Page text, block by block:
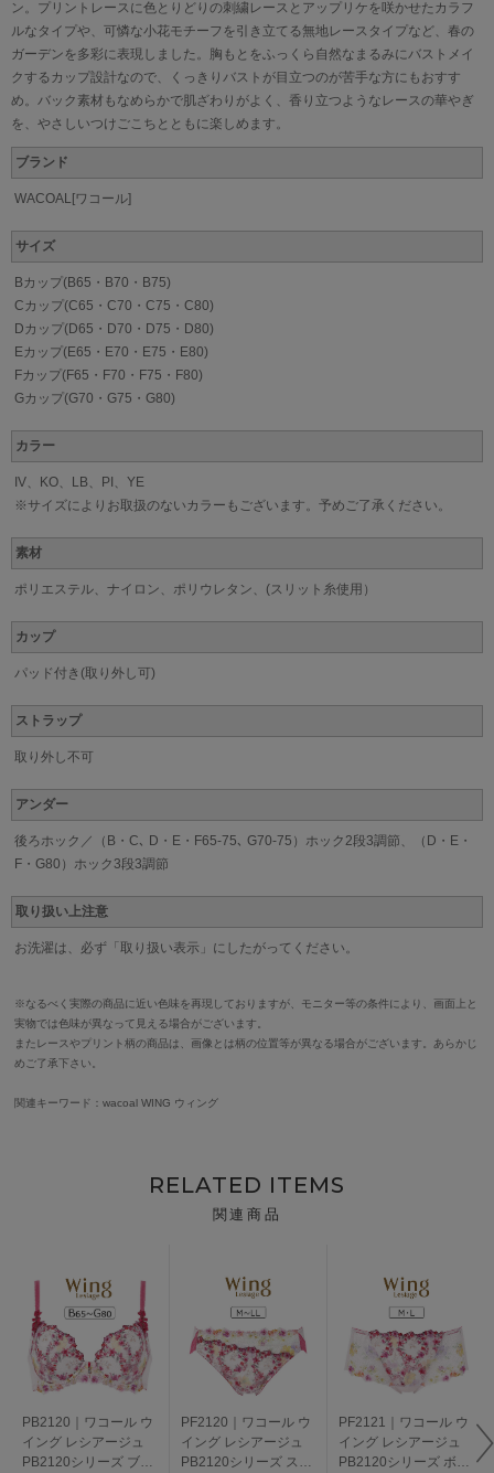
ン。プリントレースに色とりどりの刺繍レースとアップリケを咲かせたカラフ
ルなタイプや、可憐な小花モチーフを引き立てる無地レースタイプなど、春の
ガーデンを多彩に表現しました。胸もとをふっくら自然なまるみにバストメイ
クするカップ設計なので、くっきりバストが目立つのが苦手な方にもおすす
め。バック素材もなめらかで肌ざわりがよく、香り立つようなレースの華やぎ
を、やさしいつけごこちとともに楽しめます。
ブランド
WACOAL[ワコール]
サイズ
Bカップ(B65・B70・B75)
Cカップ(C65・C70・C75・C80)
Dカップ(D65・D70・D75・D80)
Eカップ(E65・E70・E75・E80)
Fカップ(F65・F70・F75・F80)
Gカップ(G70・G75・G80)
カラー
IV、KO、LB、PI、YE
※サイズによりお取扱のないカラーもございます。予めご了承ください。
素材
ポリエステル、ナイロン、ポリウレタン、(スリット糸使用）
カップ
パッド付き(取り外し可)
ストラップ
取り外し不可
アンダー
後ろホック／（B・C､ D・E・F65-75､ G70-75）ホック2段3調節、（D・E・
F・G80）ホック3段3調節
取り扱い上注意
お洗濯は、必ず「取り扱い表示」にしたがってください。
※なるべく実際の商品に近い色味を再現しておりますが、モニター等の条件により、画面上と
実物では色味が異なって見える場合がございます。
またレースやプリント柄の商品は、画像とは柄の位置等が異なる場合がございます。あらかじ
めご了承下さい。
関連キーワード：wacoal WING ウィング
RELATED ITEMS
関連商品
PB2120｜ワコール ウ
イング レシアージュ
PB2120シリーズ ブラ
PF2120｜ワコール ウ
イング レシアージュ
PB2120シリーズ スタ
PF2121｜ワコール ウ
イング レシアージュ
PB2120シリーズ ボー